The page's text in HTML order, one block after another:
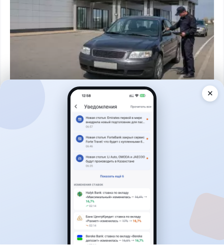
Читать дальше →
11
·7 августа 2026 г., 14:32
Сервисы ВТБ не будут работать почти пять
✕